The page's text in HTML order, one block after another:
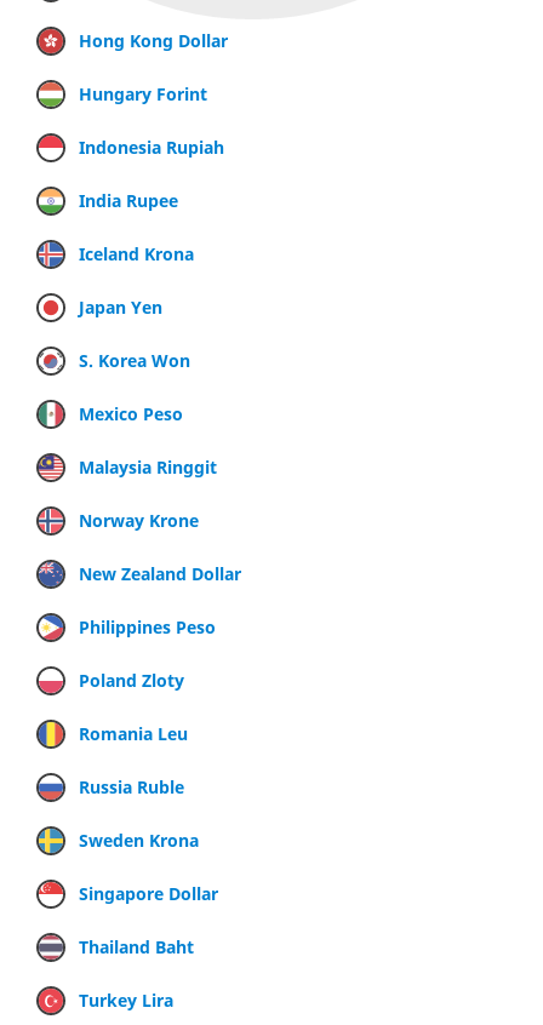
Hong Kong Dollar
Hungary Forint
Indonesia Rupiah
India Rupee
Iceland Krona
Japan Yen
S. Korea Won
Mexico Peso
Malaysia Ringgit
Norway Krone
New Zealand Dollar
Philippines Peso
Poland Zloty
Romania Leu
Russia Ruble
Sweden Krona
Singapore Dollar
Thailand Baht
Turkey Lira